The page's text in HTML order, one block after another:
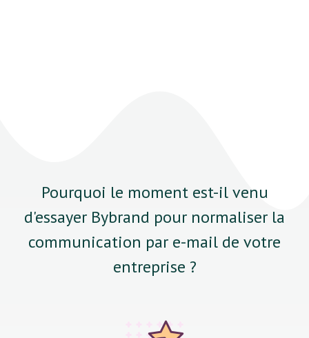
Pourquoi le moment est-il venu
d'essayer Bybrand pour normaliser la
communication par e-mail de votre
entreprise ?